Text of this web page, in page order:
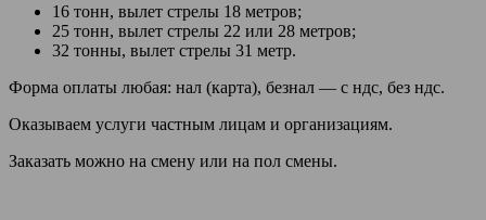
16 тонн, вылет стрелы 18 метров;
25 тонн, вылет стрелы 22 или 28 метров;
32 тонны, вылет стрелы 31 метр.
Форма оплаты любая: нал (карта), безнал — с ндс, без ндс.
Оказываем услуги частным лицам и организациям.
Заказать можно на смену или на пол смены.